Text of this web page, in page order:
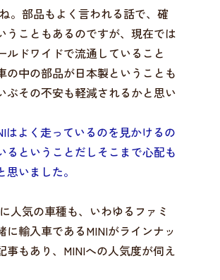
。部品もよく言われる話で、確
うこともあるのですが、現在では
ルドワイドで流通していること
の中の部品が日本製ということも
ぶその不安も軽減されるかと思い
はよく走っているのを見かけるの
る ということだしそこまで心配も
いました。
人気の車種も、いわゆるファミ
に輸入車であるMINIがラインナッ
事もあり、MINIへの人気度が伺え